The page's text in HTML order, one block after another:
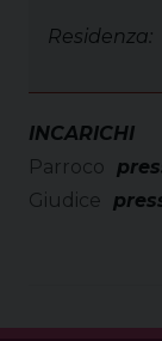
Residenza:
INCARICHI
Parroco
Giudice